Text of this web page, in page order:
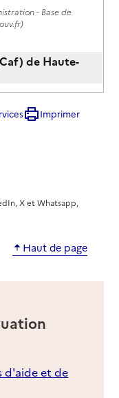
- Base de
de Haute-
- Base de
- Base de
Imprimer
X et Whatsapp,
Haut de page
d'aide et de